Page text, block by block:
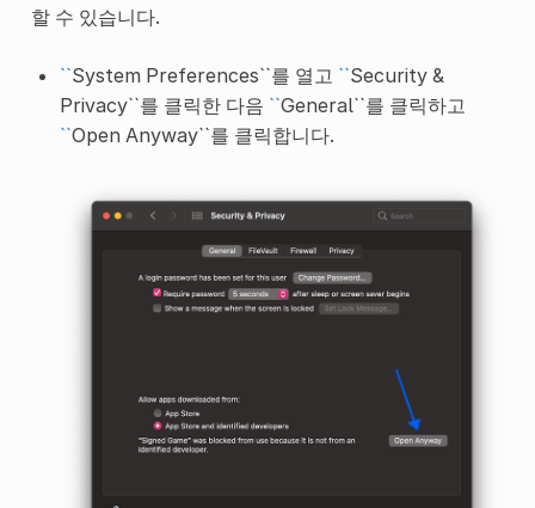
할 수 있습니다.
``System Preferences``를 열고 ``Security &
Privacy``를 클릭한 다음 ``General``를 클릭하고
``Open Anyway``를 클릭합니다.